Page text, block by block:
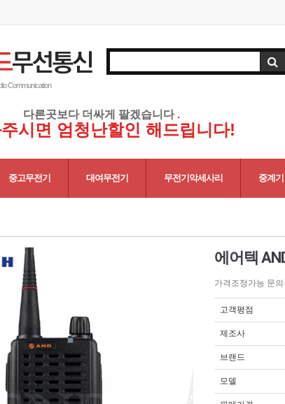
Communication
다른곳보다 더싸게 팔겠습니다 .
시면 엄청난할인 해드립니다!
중고무전기 대여무전기 무전기악세사리 중계기
에어텍
가격조정가능 문
고객평점
제조사
브랜드
모델